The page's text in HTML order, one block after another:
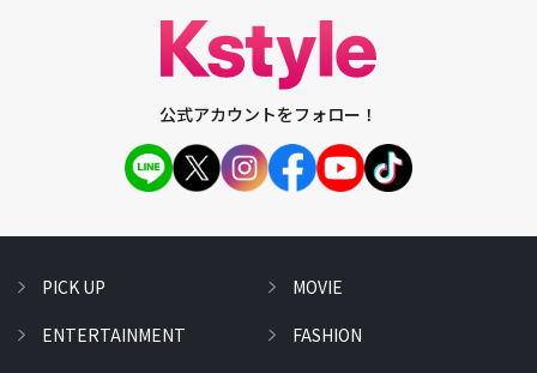
公式アカウントをフォロー！
PICK UP
ENTERTAINMENT
MOVIE
FASHION